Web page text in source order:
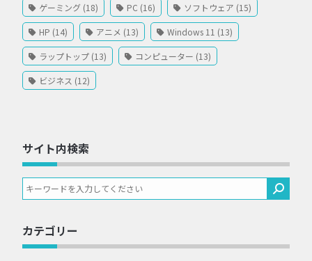
ゲーミング (18) PC (16) ソフトウェア (15)
HP (14) アニメ (13) Windows 11 (13)
ラップトップ (13) コンピューター (13)
ビジネス (12)
サイト内検索
カテゴリー